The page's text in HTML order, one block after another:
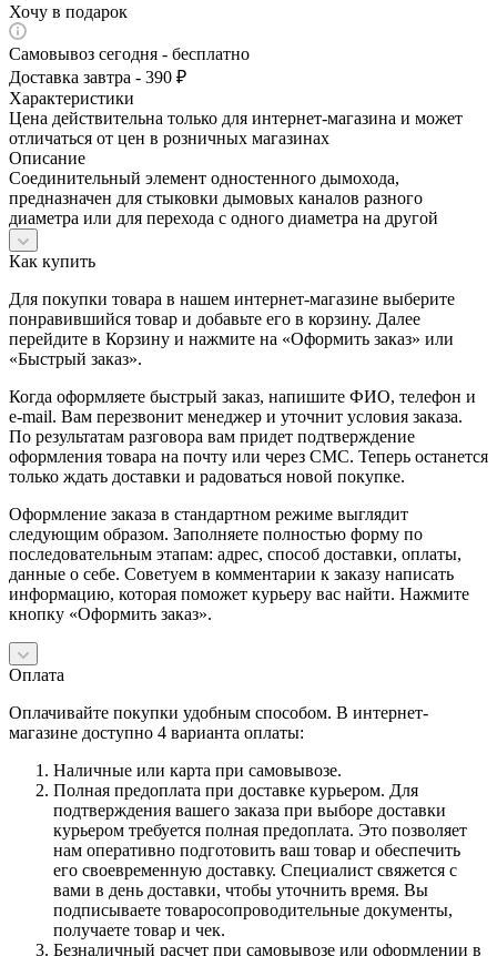
Хочу в подарок
Самовывоз сегодня - бесплатно
Доставка завтра - 390 ₽
Характеристики
Цена действительна только для интернет-магазина и может
отличаться от цен в розничных магазинах
Описание
Соединительный элемент одностенного дымохода,
предназначен для стыковки дымовых каналов разного
диаметра или для перехода с одного диаметра на другой
Как купить
Для покупки товара в нашем интернет-магазине выберите
понравившийся товар и добавьте его в корзину. Далее
перейдите в Корзину и нажмите на «Оформить заказ» или
«Быстрый заказ».
Когда оформляете быстрый заказ, напишите ФИО, телефон и
e-mail. Вам перезвонит менеджер и уточнит условия заказа.
По результатам разговора вам придет подтверждение
оформления товара на почту или через СМС. Теперь останется
только ждать доставки и радоваться новой покупке.
Оформление заказа в стандартном режиме выглядит
следующим образом. Заполняете полностью форму по
последовательным этапам: адрес, способ доставки, оплаты,
данные о себе. Советуем в комментарии к заказу написать
информацию, которая поможет курьеру вас найти. Нажмите
кнопку «Оформить заказ».
Оплата
Оплачивайте покупки удобным способом. В интернет-
магазине доступно 4 варианта оплаты:
Наличные или карта при самовывозе.
Полная предоплата при доставке курьером. Для
подтверждения вашего заказа при выборе доставки
курьером требуется полная предоплата. Это позволяет
нам оперативно подготовить ваш товар и обеспечить
его своевременную доставку. Специалист свяжется с
вами в день доставки, чтобы уточнить время. Вы
подписываете товаросопроводительные документы,
получаете товар и чек.
Безналичный расчет при самовывозе или оформлении в